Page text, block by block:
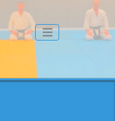
Toggle